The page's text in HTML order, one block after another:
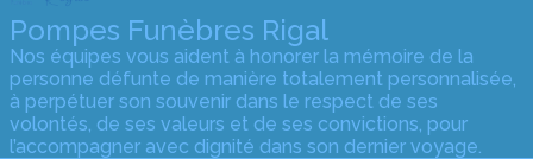
Pompes Funèbres Rigal
Nos équipes vous aident à honorer la mémoire de la
personne défunte de manière totalement personnalisée,
à perpétuer son souvenir dans le respect de ses
volontés, de ses valeurs et de ses convictions, pour
l’accompagner avec dignité dans son dernier voyage.